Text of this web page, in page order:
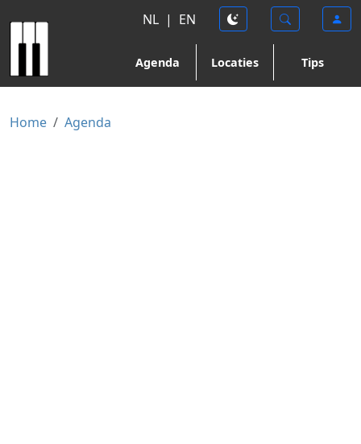
NL | EN
Agenda Locaties Tips
Home Agenda